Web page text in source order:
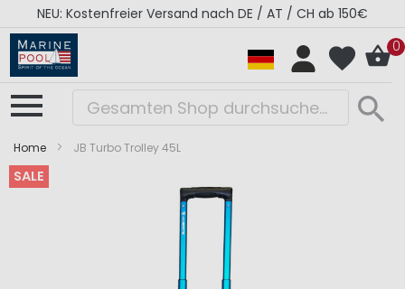
NEU: Kostenfreier Versand nach DE / AT / CH ab 150€
0
Home JB Turbo Trolley 45L
SALE
Zum
Zum